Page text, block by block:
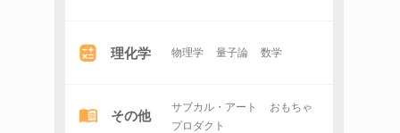
理化学 物理学 量子論 数学
その他 サブカル・アート
おもちゃ
プロダクト